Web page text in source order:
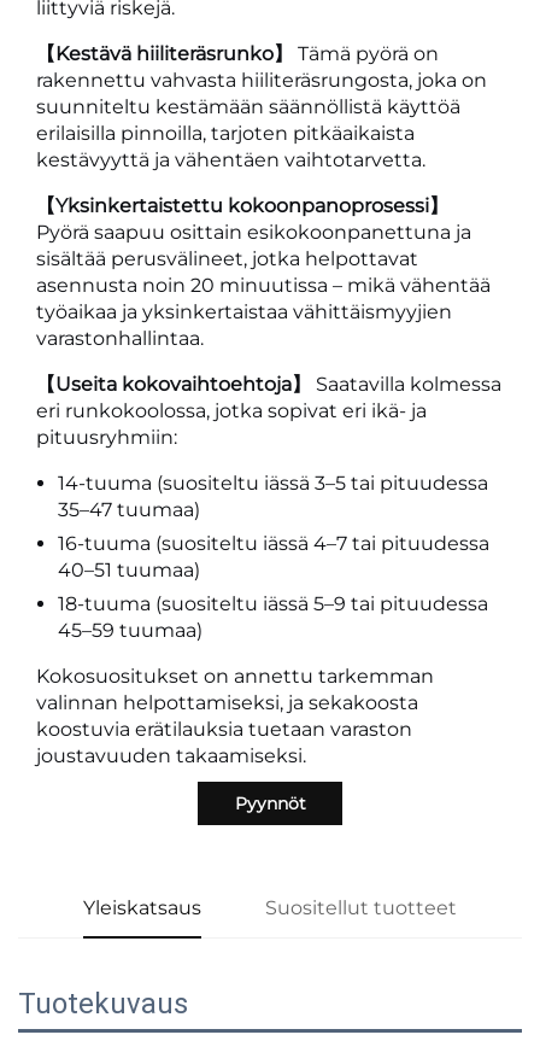
liittyviä riskejä.
【Kestävä hiiliteräsrunko】 Tämä pyörä on
rakennettu vahvasta hiiliteräsrungosta, joka on
suunniteltu kestämään säännöllistä käyttöä
erilaisilla pinnoilla, tarjoten pitkäaikaista
kestävyyttä ja vähentäen vaihtotarvetta.
【Yksinkertaistettu kokoonpanoprosessi】
Pyörä saapuu osittain esikokoonpanettuna ja
sisältää perusvälineet, jotka helpottavat
asennusta noin 20 minuutissa – mikä vähentää
työaikaa ja yksinkertaistaa vähittäismyyjien
varastonhallintaa.
【Useita kokovaihtoehtoja】 Saatavilla kolmessa
eri runkokoolossa, jotka sopivat eri ikä- ja
pituusryhmiin:
14-tuuma (suositeltu iässä 3–5 tai pituudessa
35–47 tuumaa)
16-tuuma (suositeltu iässä 4–7 tai pituudessa
40–51 tuumaa)
18-tuuma (suositeltu iässä 5–9 tai pituudessa
45–59 tuumaa)
Kokosuositukset on annettu tarkemman
valinnan helpottamiseksi, ja sekakoosta
koostuvia erätilauksia tuetaan varaston
joustavuuden takaamiseksi.
Pyynnöt
Yleiskatsaus Suositellut tuotteet
Tuotekuvaus